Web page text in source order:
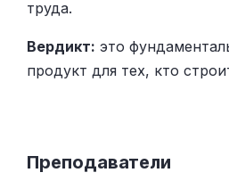
труда.
Вердикт: это
продукт для тех, кто
Преподаватели